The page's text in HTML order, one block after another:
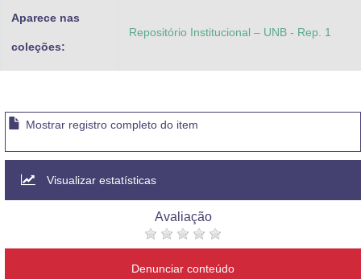
Aparece nas
coleções:
Repositório Institucional – UNB - Rep. 1
Mostrar registro completo do item
Visualizar estatísticas
Avaliação
Denunciar conteúdo